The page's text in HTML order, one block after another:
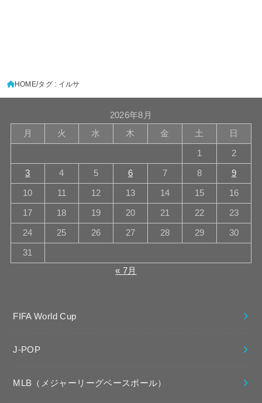
HOME タグ : イルサ
2026年8月
月
火 水 木 金 土 日
1 2
3 4 5 6 7 8 9
10 11 12 13 14 15 16
17 18 19 20 21 22 23
24 25 26 27 28 29 30
31
« 7月
FIFA World Cup
J-POP
MLB（メジャーリーグベースボール）